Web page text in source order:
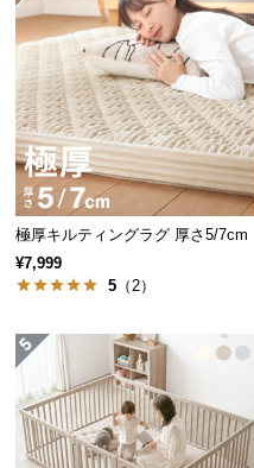
ス
に
つ
い
て
搬
入
経
路
に
い
返
品・
極厚キルティングラグ 厚さ5/7cm
¥7,999
5 （2）